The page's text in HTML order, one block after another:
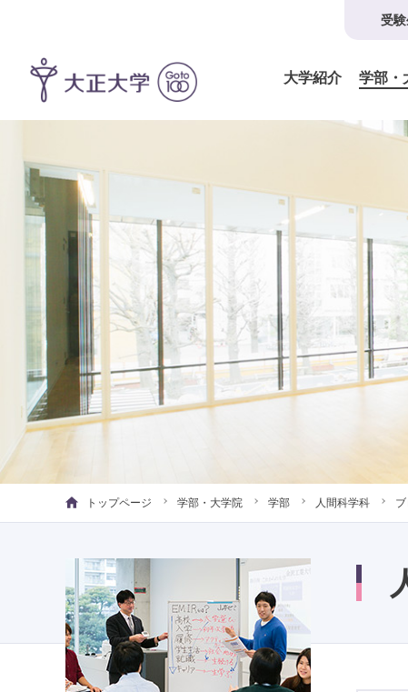
受
大学紹介 学部・
トップページ 学部・大学院 学部 人間科学科